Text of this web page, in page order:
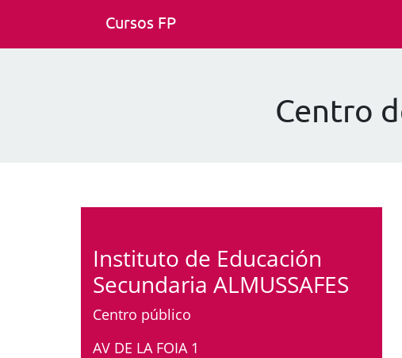
Cursos FP
Centro
Instituto de Educación
Secundaria ALMUSSAFES
Centro público
AV DE LA FOIA 1